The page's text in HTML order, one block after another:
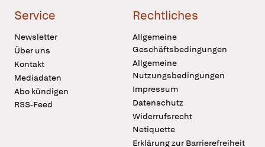
Service
Newsletter
Über uns
Kontakt
Mediadaten
Abo kündigen
RSS-Feed
Rechtliches
Allgemeine
Geschäftsbedingungen
Allgemeine
Nutzungsbedingungen
Impressum
Datenschutz
Widerrufsrecht
Netiquette
Erklärung zur Barrierefreiheit